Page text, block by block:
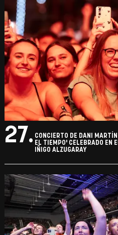
27. CONCIERTO DE DANI
EL TIEMPO' CELEBRADO EN
IÑIGO ALZUGARAY